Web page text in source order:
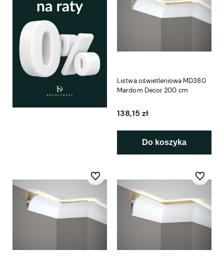
Listwa oświetleniowa MD380
Mardom Decor 200 cm
138,15 zł
Do koszyka
Do ulubionych Do